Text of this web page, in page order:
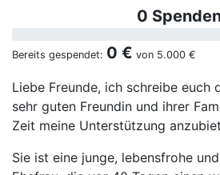
0
Bereits gespendet: 0 € von 5.000 €
Liebe Freunde, ich schreibe euch
sehr guten Freundin und ihrer
Zeit meine Unterstützung
Sie ist eine junge, lebensfrohe